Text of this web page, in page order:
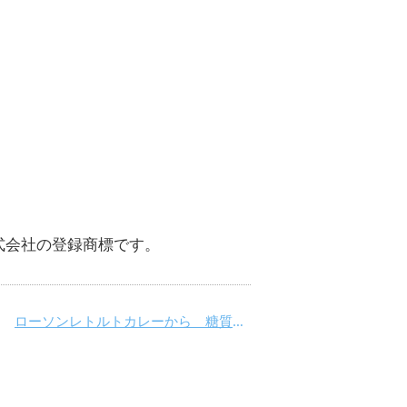
社の登録商標です。
ローソンレトルトカレーから 糖質を抑えたスパイスきわだつシリーズが発売中！